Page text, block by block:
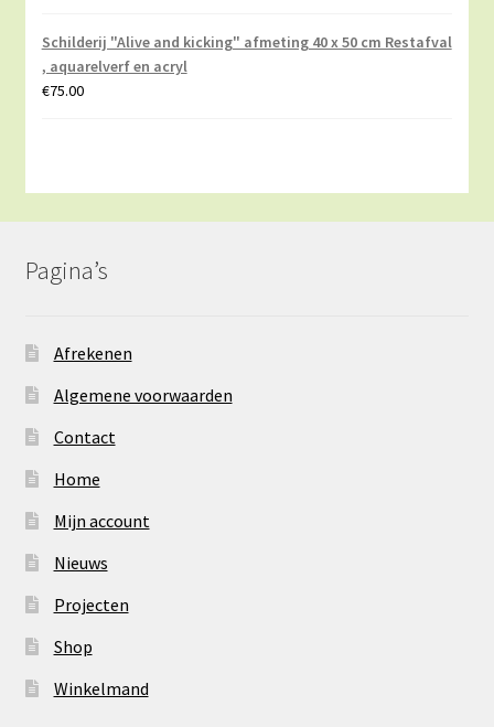
Schilderij "Alive and kicking" afmeting 40 x 50 cm Restafval
, aquarelverf en acryl
€75.00
Pagina’s
Afrekenen
Algemene voorwaarden
Contact
Home
Mijn account
Nieuws
Projecten
Shop
Winkelmand